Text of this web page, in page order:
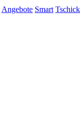
Angebote Smart Tschick